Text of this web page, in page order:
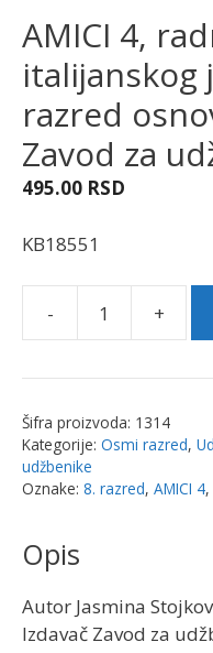
AMICI 4,
italijanskog
razred
Zavod za
495.00 RSD
KB18551
-
iz
+
Šifra proizvoda: 1314
Kategorije: Osmi razred,
udžbenike
Oznake: 8. razred, AMICI 4,
Opis
Autor Jasmina
Izdavač Zavod za